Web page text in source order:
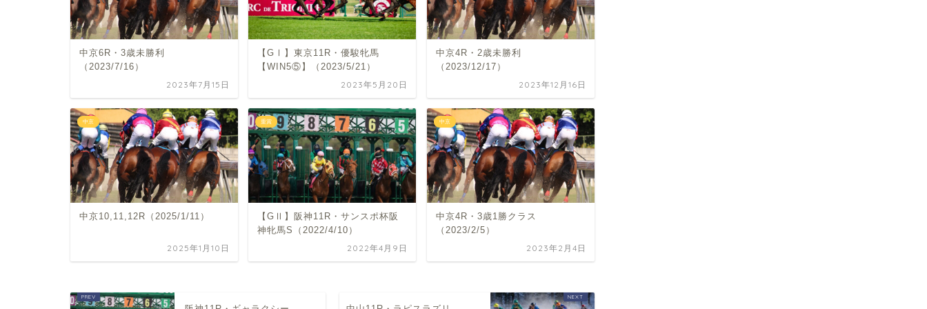
中京6R・3歳未勝利
（2023/7/16）
2023年7月15日
【GⅠ】東京11R・優駿牝馬
【WIN5⑤】（2023/5/21）
2023年5月20日
中京4R・2歳未勝利
（2023/12/17）
2023年12月16日
中京
中京10,11,12R（2025/1/11）
2025年1月10日
重賞
【GⅡ】阪神11R・サンスポ杯阪
神牝馬S（2022/4/10）
2022年4月9日
中京
中京4R・3歳1勝クラス
（2023/2/5）
2023年2月4日